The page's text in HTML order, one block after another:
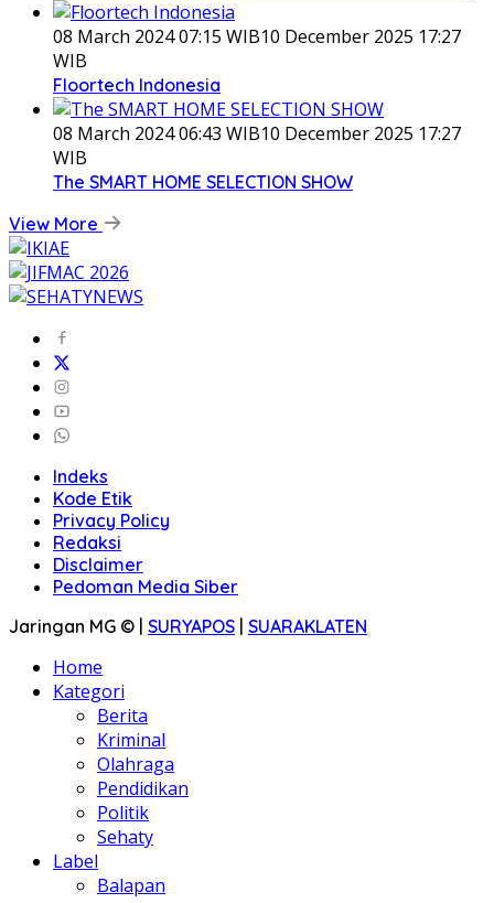
08 March 2024 07:15 WIB10 December 2025 17:27
WIB
Floortech Indonesia
08 March 2024 06:43 WIB10 December 2025 17:27
WIB
The SMART HOME SELECTION SHOW
View More
Indeks
Kode Etik
Privacy Policy
Redaksi
Disclaimer
Pedoman Media Siber
Jaringan MG © | SURYAPOS | SUARAKLATEN
Home
Kategori
Berita
Kriminal
Olahraga
Pendidikan
Politik
Sehaty
Label
Balapan